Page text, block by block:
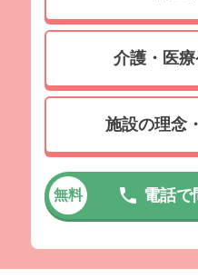
介護・医
施設の理念
無料 電話で